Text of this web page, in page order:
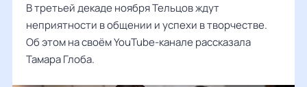
В третьей декаде ноября Тельцов ждут
неприятности в общении и успехи в творчестве.
Об этом на своём YouTube-канале рассказала
Тамара Глоба.